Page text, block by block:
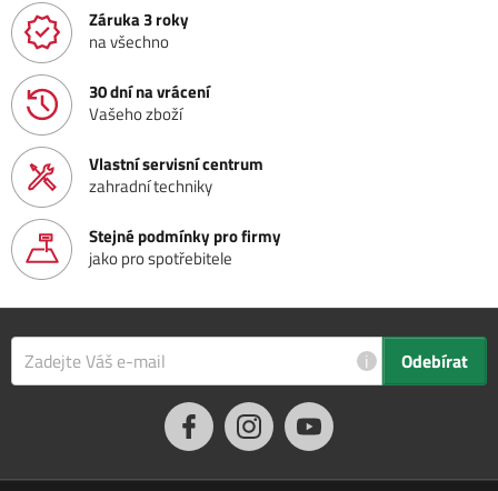
Záruka 3 roky
na všechno
30 dní na vrácení
Vašeho zboží
Vlastní servisní centrum
zahradní techniky
Stejné podmínky pro firmy
jako pro spotřebitele
i Odebírat